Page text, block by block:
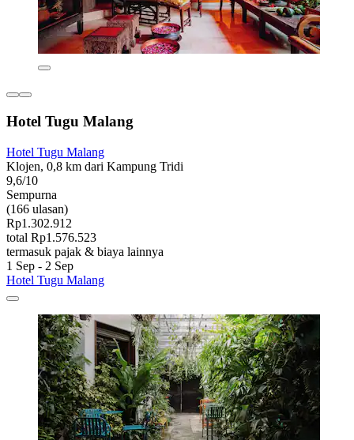
Hotel Tugu Malang
Hotel Tugu Malang
Klojen, 0,8 km dari Kampung Tridi
9,6/10
Sempurna
(166 ulasan)
Rp1.302.912
total Rp1.576.523
termasuk pajak & biaya lainnya
1 Sep - 2 Sep
Hotel Tugu Malang